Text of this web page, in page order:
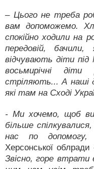
– Цього не треба
вам допоможемо.
спокійно ходили на
передовій,
відчувають діти під
восьмирічні
стріляють... А наші
які там на Сході
- Ми хочемо, щоб ви
більше
нас по допомогу,
Херсонської
Звісно, горе втрати